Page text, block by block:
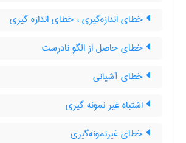
خطای اندازه‌گیری ، خطای اندازه گیری
خطای حاصل از الگو نادرست
خطای آشیانی
اشتباه غیر نمونه گیری
خطای غیرنمونه‌گیری